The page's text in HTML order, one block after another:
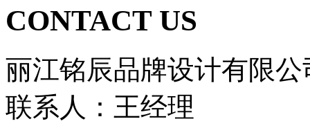
CONTACT US
丽江铭辰品牌设计有限公
联系人：王经理